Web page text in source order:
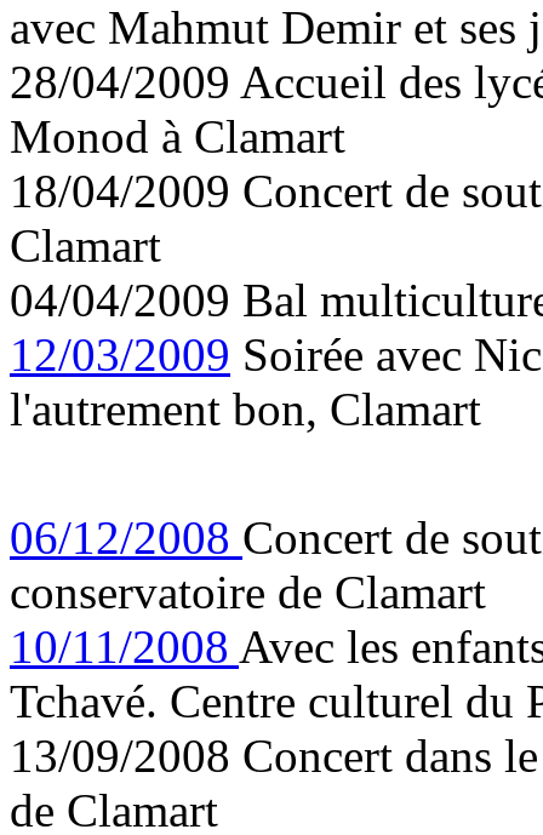
avec Mahmut Demir et ses
28/04/2009 Accueil des
Monod à Clamart
18/04/2009 Concert de
Clamart
04/04/2009 Bal
12/03/2009 Soirée avec
l'autrement bon, Clamart
06/12/2008 Concert de
conservatoire de Clamart
10/11/2008 Avec les
Tchavé. Centre culturel du
13/09/2008 Concert dans
de Clamart